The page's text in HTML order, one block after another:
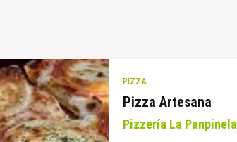
PIZZA
Pizza Artesana
Pizzería La Panpinela